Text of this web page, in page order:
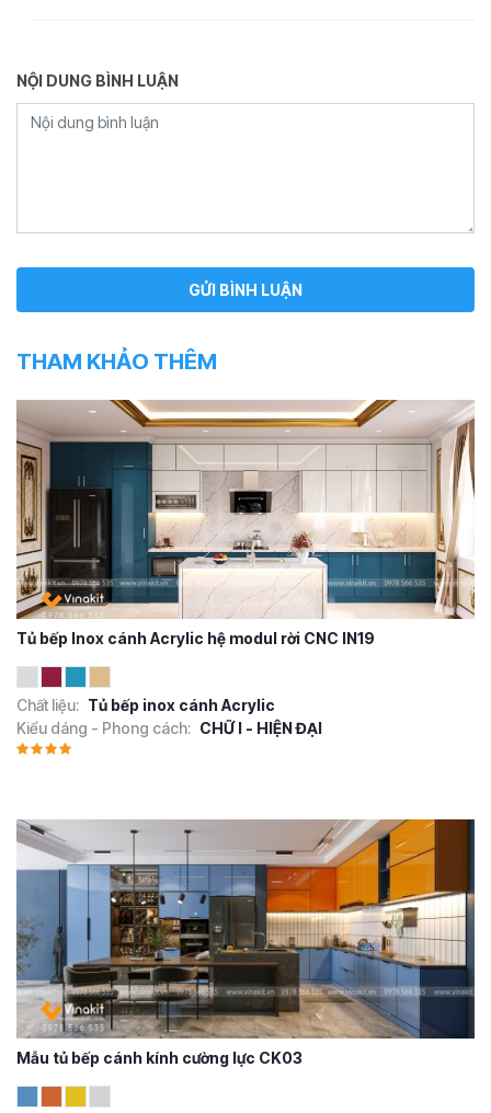
NỘI DUNG BÌNH LUẬN
THAM KHẢO THÊM
Tủ bếp Inox cánh Acrylic hệ modul rời CNC IN19
Chất liệu: Tủ bếp inox cánh Acrylic
Kiểu dáng - Phong cách: CHỮ I - HIỆN ĐẠI
Mẫu tủ bếp cánh kính cường lực CK03